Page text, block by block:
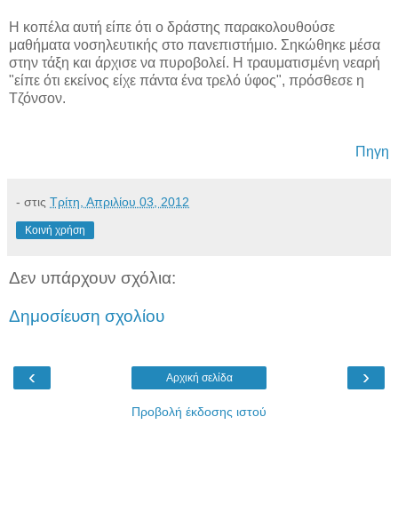
Η κοπέλα αυτή είπε ότι ο δράστης παρακολουθούσε
μαθήματα νοσηλευτικής στο πανεπιστήμιο. Σηκώθηκε μέσα
στην τάξη και άρχισε να πυροβολεί. Η τραυματισμένη νεαρή
"είπε ότι εκείνος είχε πάντα ένα τρελό ύφος", πρόσθεσε η
Τζόνσον.
Πηγη
- στις Τρίτη, Απριλίου 03, 2012
Κοινή χρήση
Δεν υπάρχουν σχόλια:
Δημοσίευση σχολίου
‹ ›
Αρχική σελίδα
Προβολή έκδοσης ιστού